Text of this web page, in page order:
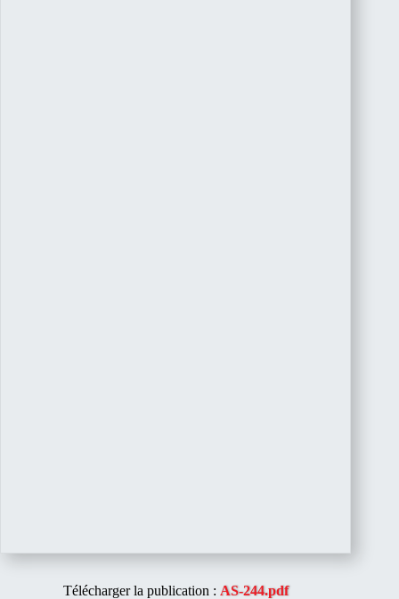
Télécharger la publication : AS-244.pdf